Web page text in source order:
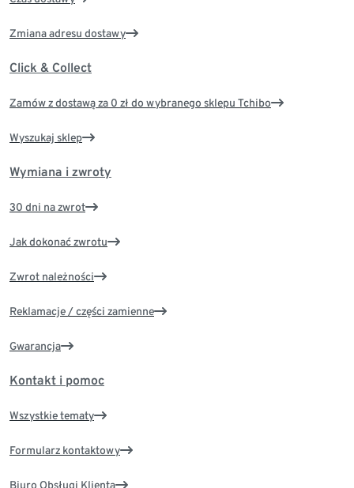
Zmiana adresu dostawy
Click & Collect
Zamów z dostawą za 0 zł do wybranego sklepu Tchibo
Wyszukaj sklep
Wymiana i zwroty
30 dni na zwrot
Jak dokonać zwrotu
Zwrot należności
Reklamacje / części zamienne
Gwarancja
Kontakt i pomoc
Wszystkie tematy
Formularz kontaktowy
Biuro Obsługi Klienta